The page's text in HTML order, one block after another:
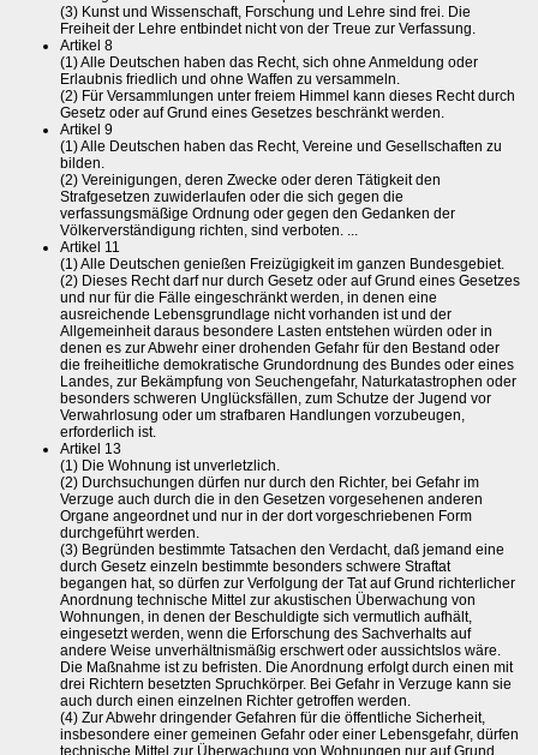
(3) Kunst und Wissenschaft, Forschung und Lehre sind frei. Die
Freiheit der Lehre entbindet nicht von der Treue zur Verfassung.
Artikel 8
(1) Alle Deutschen haben das Recht, sich ohne Anmeldung oder
Erlaubnis friedlich und ohne Waffen zu versammeln.
(2) Für Versammlungen unter freiem Himmel kann dieses Recht durch
Gesetz oder auf Grund eines Gesetzes beschränkt werden.
Artikel 9
(1) Alle Deutschen haben das Recht, Vereine und Gesellschaften zu
bilden.
(2) Vereinigungen, deren Zwecke oder deren Tätigkeit den
Strafgesetzen zuwiderlaufen oder die sich gegen die
verfassungsmäßige Ordnung oder gegen den Gedanken der
Völkerverständigung richten, sind verboten. ...
Artikel 11
(1) Alle Deutschen genießen Freizügigkeit im ganzen Bundesgebiet.
(2) Dieses Recht darf nur durch Gesetz oder auf Grund eines Gesetzes
und nur für die Fälle eingeschränkt werden, in denen eine
ausreichende Lebensgrundlage nicht vorhanden ist und der
Allgemeinheit daraus besondere Lasten entstehen würden oder in
denen es zur Abwehr einer drohenden Gefahr für den Bestand oder
die freiheitliche demokratische Grundordnung des Bundes oder eines
Landes, zur Bekämpfung von Seuchengefahr, Naturkatastrophen oder
besonders schweren Unglücksfällen, zum Schutze der Jugend vor
Verwahrlosung oder um strafbaren Handlungen vorzubeugen,
erforderlich ist.
Artikel 13
(1) Die Wohnung ist unverletzlich.
(2) Durchsuchungen dürfen nur durch den Richter, bei Gefahr im
Verzuge auch durch die in den Gesetzen vorgesehenen anderen
Organe angeordnet und nur in der dort vorgeschriebenen Form
durchgeführt werden.
(3) Begründen bestimmte Tatsachen den Verdacht, daß jemand eine
durch Gesetz einzeln bestimmte besonders schwere Straftat
begangen hat, so dürfen zur Verfolgung der Tat auf Grund richterlicher
Anordnung technische Mittel zur akustischen Überwachung von
Wohnungen, in denen der Beschuldigte sich vermutlich aufhält,
eingesetzt werden, wenn die Erforschung des Sachverhalts auf
andere Weise unverhältnismäßig erschwert oder aussichtslos wäre.
Die Maßnahme ist zu befristen. Die Anordnung erfolgt durch einen mit
drei Richtern besetzten Spruchkörper. Bei Gefahr in Verzuge kann sie
auch durch einen einzelnen Richter getroffen werden.
(4) Zur Abwehr dringender Gefahren für die öffentliche Sicherheit,
insbesondere einer gemeinen Gefahr oder einer Lebensgefahr, dürfen